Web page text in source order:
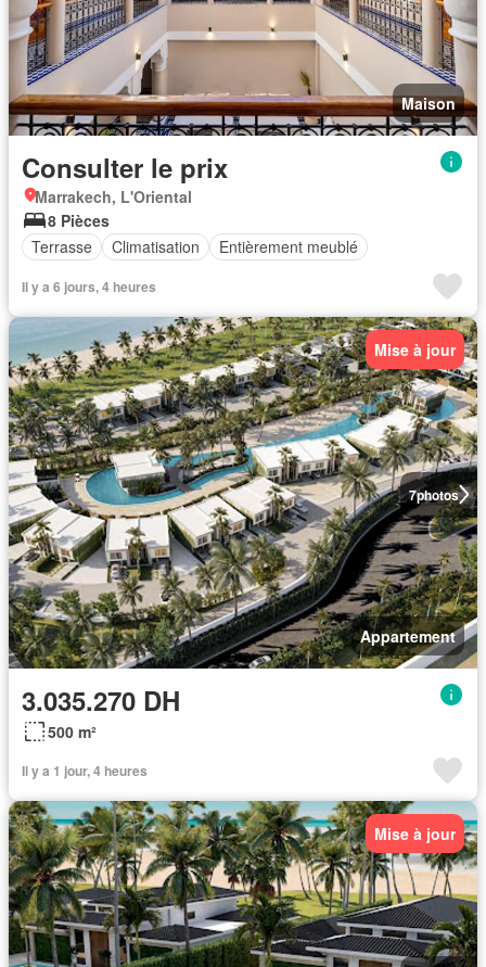
Maison
Consulter le prix
Marrakech, L'Oriental
8 Pièces
Terrasse
Climatisation Entièrement meublé
Il y a 6 jours, 4 heures
7photos
Mise à jour
Appartement
3.035.270 DH
500 m²
Il y a 1 jour, 4 heures
Mise à jour